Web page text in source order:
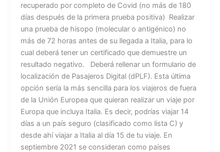
recuperado por completo de Covid (no más de 180
días después de la primera prueba positiva) Realizar
una prueba de hisopo (molecular o antigénico) no
más de 72 horas antes de su llegada a Italia, para lo
cual deberá tener un certificado que demuestre un
resultado negativo. Deberá rellenar un formulario de
localización de Pasajeros Digital (dPLF). Esta última
opción sería la más sencilla para los viajeros de fuera
de la Unión Europea que quieran realizar un viaje por
Europa que incluya Italia. Es decir, podrías viajar 14
días a un país seguro (clasificado como lista C) y
desde ahí viajar a Italia al día 15 de tu viaje. En
septiembre 2021 se consideran como países